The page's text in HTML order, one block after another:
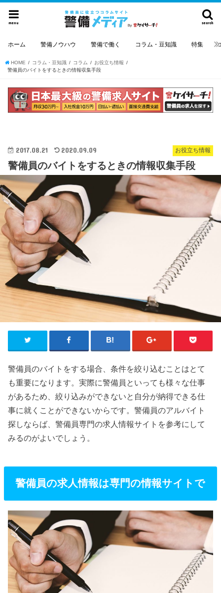
search
menu
ホーム 警備ノウハウ 警備で働く コラム・豆知識 特集
HOME コラム・豆知識 コラム
お役立ち情報
警備員のバイトをするときの情報収集手段
お役立ち情報
2017.08.21 2020.09.09
警備員のバイトをするときの情報収集手段
警備員のバイトをする場合、条件を絞り込むことはとて
も重要になります。実際に警備員といっても様々な仕事
があるため、絞り込みができないと自分が納得できる仕
事に就くことができないからです。警備員のアルバイト
探しならば、警備員専門の求人情報サイトを参考にして
みるのがよいでしょう。
警備員の求人情報は専門の情報サイトで